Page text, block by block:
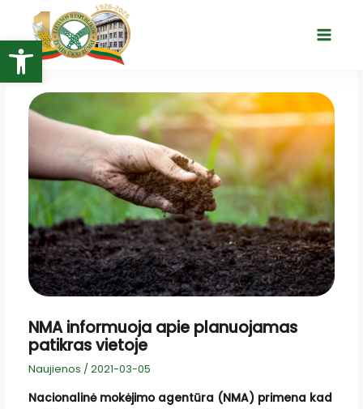
Open toolbar
turinio
Main
NMA informuoja apie planuojamas
patikras vietoje
Naujienos / 2021-03-05
Nacionalinė mokėjimo agentūra (NMA) primena kad